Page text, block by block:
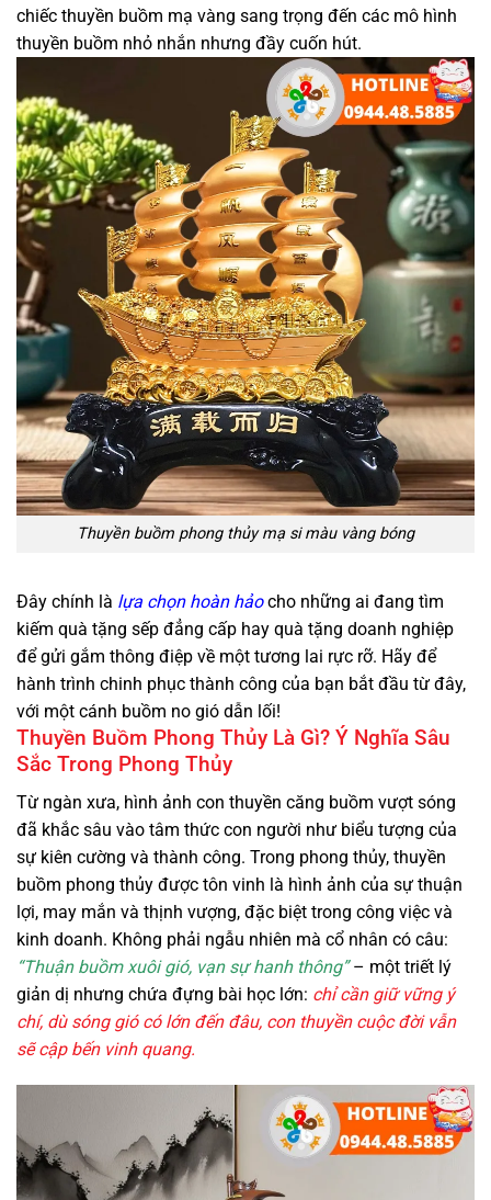
chiếc thuyền buồm mạ vàng sang trọng đến các mô hình
thuyền buồm nhỏ nhắn nhưng đầy cuốn hút.
Thuyền buồm phong thủy mạ si màu vàng bóng
Đây chính là lựa chọn hoàn hảocho những ai đang tìm
kiếm quà tặng sếp đẳng cấp hay quà tặng doanh nghiệp
để gửi gắm thông điệp về một tương lai rực rỡ. Hãy để
hành trình chinh phục thành công của bạn bắt đầu từ đây,
với một cánh buồm no gió dẫn lối!
Thuyền Buồm Phong Thủy Là Gì? Ý Nghĩa Sâu
Sắc Trong Phong Thủy
Từ ngàn xưa, hình ảnh con thuyền căng buồm vượt sóng
đã khắc sâu vào tâm thức con người như biểu tượng của
sự kiên cường và thành công. Trong phong thủy, thuyền
buồm phong thủy được tôn vinh là hình ảnh của sự thuận
lợi, may mắn và thịnh vượng, đặc biệt trong công việc và
kinh doanh. Không phải ngẫu nhiên mà cổ nhân có câu:
“Thuận buồm xuôi gió, vạn sự hanh thông”– một triết lý
giản dị nhưng chứa đựng bài học lớn: chỉ cần giữ vững ý
chí, dù sóng gió có lớn đến đâu, con thuyền cuộc đời vẫn
sẽ cập bến vinh quang.